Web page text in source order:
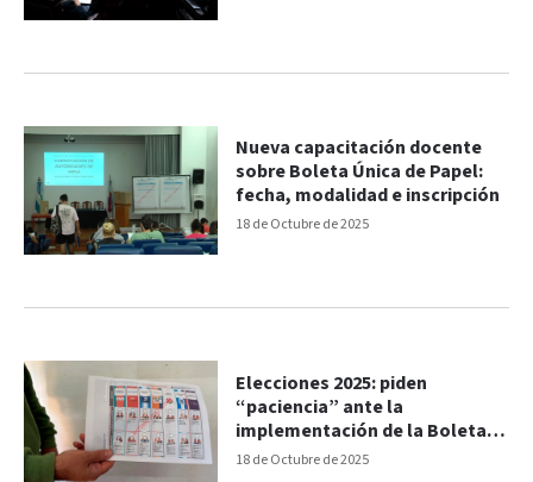
18 de Octubre de 2025
Nueva capacitación docente
sobre Boleta Única de Papel:
fecha, modalidad e inscripción
18 de Octubre de 2025
Elecciones 2025: piden
“paciencia” ante la
implementación de la Boleta
Única en Papel